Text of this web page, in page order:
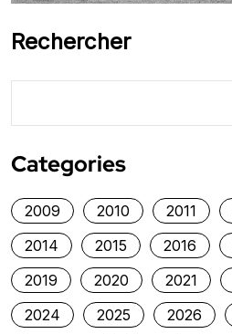
Rechercher
Categories
2009 2010 2011
2014
2015 2016
2019
2020 2021
2024
2025 2026